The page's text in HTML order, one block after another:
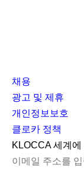
채용
광고 및 제휴
개인정보보호
클로카 정책
I
n
Y
o
K
L
KLOCCA 세계